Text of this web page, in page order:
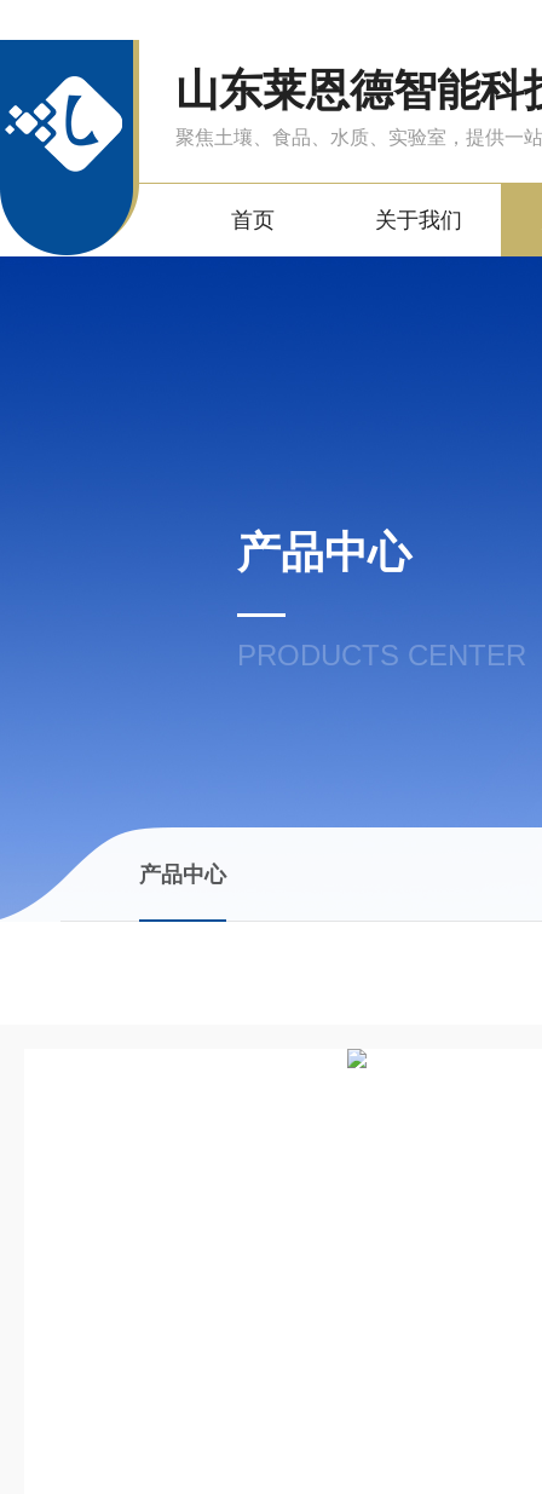
山东莱恩德智能科
聚焦土壤、食品、水质、实验室，提供一
首页 关于我们
产品中心
PRODUCTS CENTER
产品中心